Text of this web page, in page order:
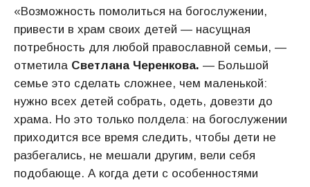
«Возможность помолиться на богослужении,
привести в храм своих детей — насущная
потребность для любой православной семьи, —
отметила Светлана Черенкова. — Большой
семье это сделать сложнее, чем маленькой:
нужно всех детей собрать, одеть, довезти до
храма. Но это только полдела: на богослужении
приходится все время следить, чтобы дети не
разбегались, не мешали другим, вели себя
подобающе. А когда дети с особенностями